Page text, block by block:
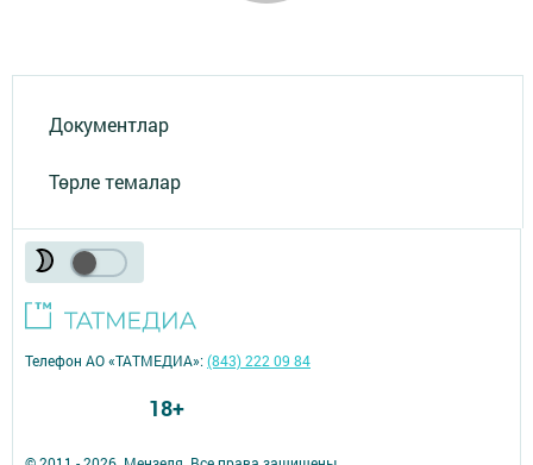
Документлар
Төрле темалар
Телефон АО «ТАТМЕДИА»:(843) 222 09 84
18+